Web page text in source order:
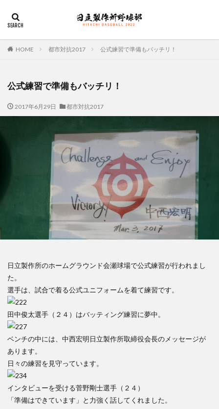
HOME 都市対抗2017 公式練習で準備もバッチリ！
公式練習で準備もバッチリ！
2017年6月29日 都市対抗2017
日立製作所のホームグラウンド会瀬球場で公式練習が行われまし
た。
選手は、試合で着る公式ユニフォームを着て練習です。
田中俊太選手（２４）はバッティング練習に夢中。
ベンチの中には、中西宏明日立製作所取締役会長のメッセージが
あります。
日々の練習を見守っています。
インタビューを受ける菅野剛士選手（２４）
「準備はできています」と力強く話してくれました。
SEO AMP PWA
カテゴリー
タグ
佐々木俊輔 大塚直人
検索